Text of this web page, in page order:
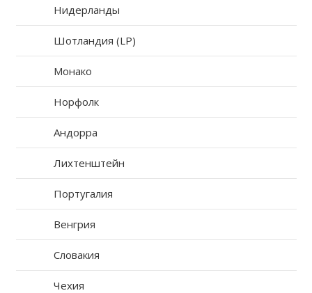
Нидерланды
Шотландия (LP)
Монако
Норфолк
Андорра
Лихтенштейн
Португалия
Венгрия
Словакия
Чехия